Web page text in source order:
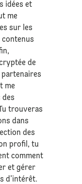
idées et
me
sur les
contenus
de
partenaires
me
des
trouveras
dans
des
profil, tu
comment
et gérer
d’intérêt.